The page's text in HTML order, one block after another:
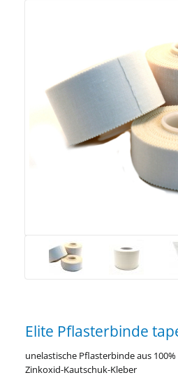
Elite Pflasterbinde
unelastische Pflasterbinde aus
Zinkoxid-Kautschuk-Kleber